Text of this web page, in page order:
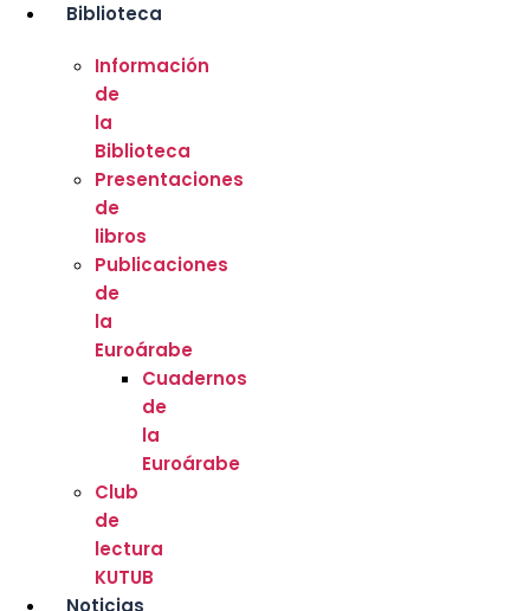
Biblioteca
Información
de
la
Biblioteca
Presentaciones
de
libros
Publicaciones
de
la
Euroárabe
Cuadernos
de
la
Euroárabe
Club
de
lectura
KUTUB
Noticias